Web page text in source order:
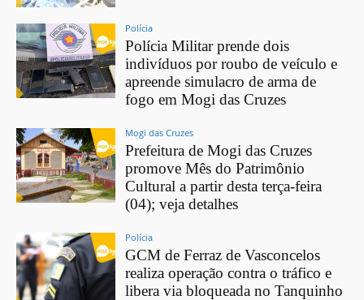
Polícia
Polícia Militar prende dois
indivíduos por roubo de veículo e
apreende simulacro de arma de
fogo em Mogi das Cruzes
Mogi das Cruzes
Prefeitura de Mogi das Cruzes
promove Mês do Patrimônio
Cultural a partir desta terça-feira
(04); veja detalhes
Polícia
GCM de Ferraz de Vasconcelos
realiza operação contra o tráfico e
libera via bloqueada no Tanquinho